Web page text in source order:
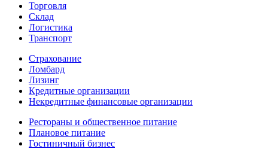
Торговля
Склад
Логистика
Транспорт
Страхование
Ломбард
Лизинг
Кредитные организации
Некредитные финансовые организации
Рестораны и общественное питание
Плановое питание
Гостиничный бизнес